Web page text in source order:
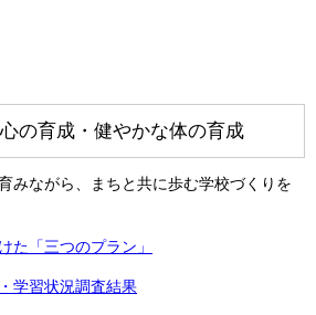
の育成・健やかな体の育成
みながら、まちと共に歩む学校づくりを
た「三つのプラン」
学習状況調査結果